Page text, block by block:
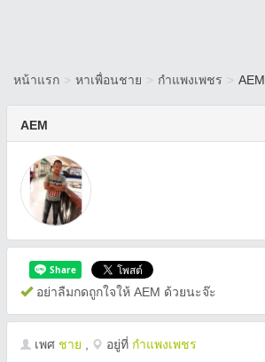
หน้าแรก > หาเพื่อนชาย > กำแพงเพชร > AEM
AEM
อย่าลืมกดถูกใจให้ AEM ด้วยนะจ๊ะ
เพศ ชาย อยู่ที่ กำแพงเพชร